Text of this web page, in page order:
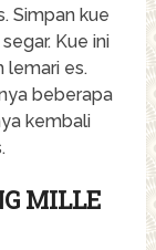
Simpan kue
Kue ini
lemari es.
beberapa
kembali
MILLE